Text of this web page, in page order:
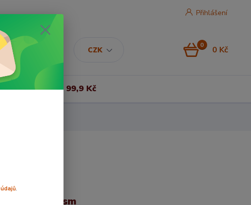
CZK
Přihlášení
0 0 Kč
Vše za 99,9 Kč
cm, 420 gsm
.